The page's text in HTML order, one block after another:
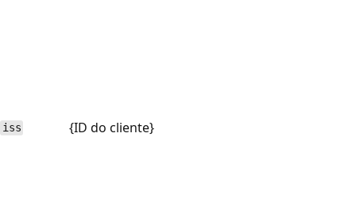
iss {ID do cliente}